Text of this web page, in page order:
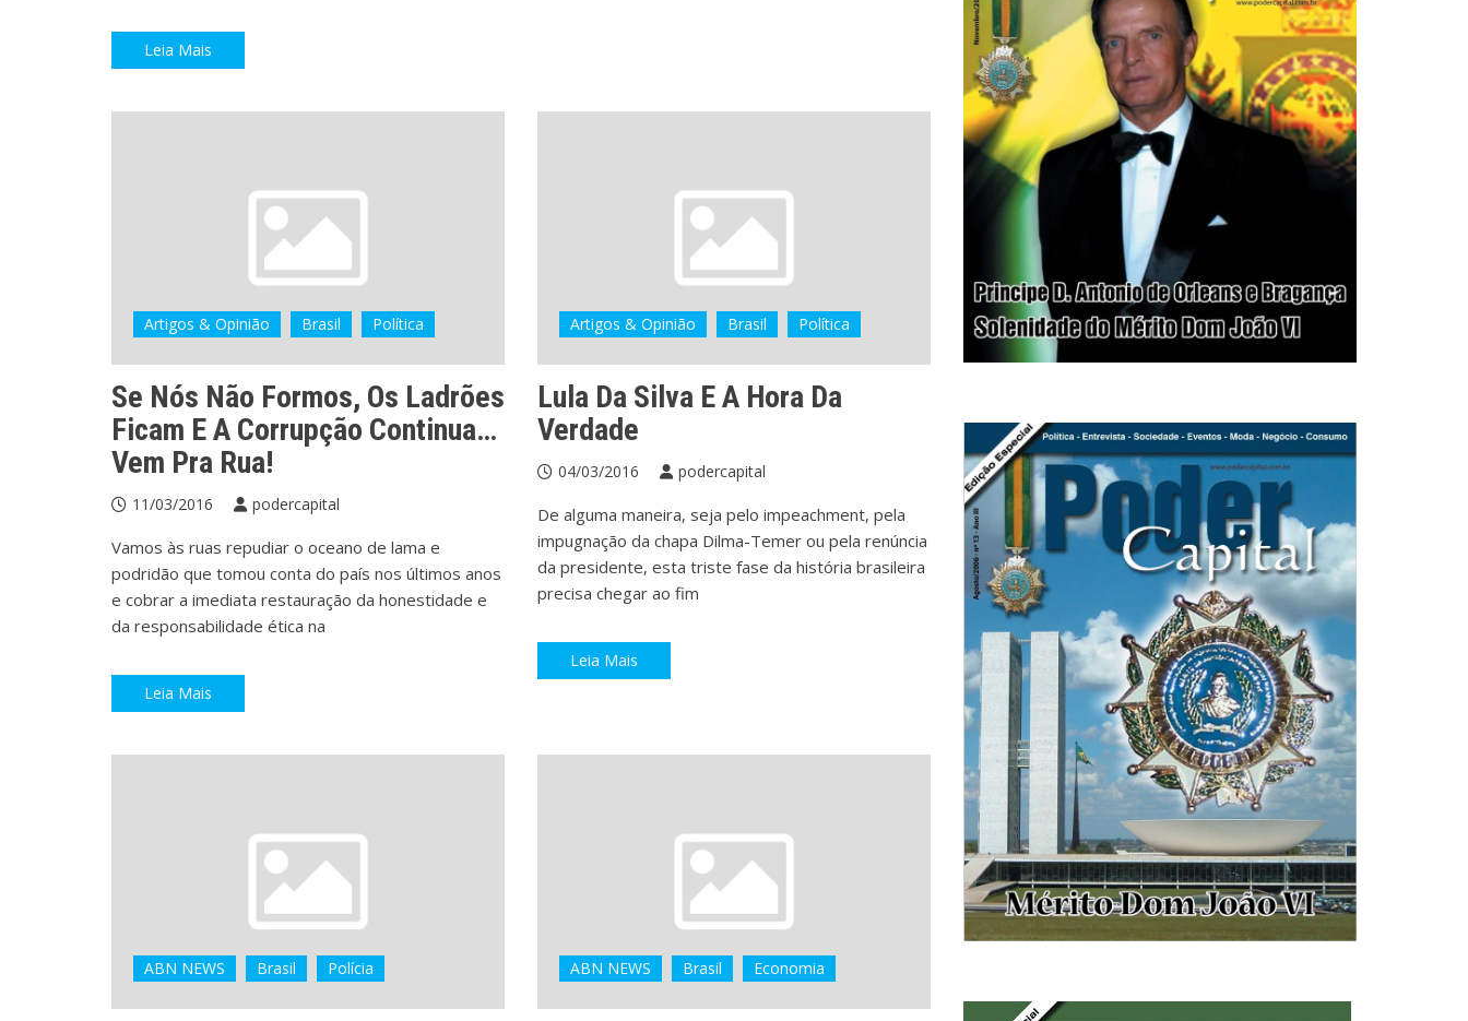
Leia Mais
Artigos & Opinião Brasil Política
Se Nós Não Formos, Os Ladrões
Ficam E A Corrupção Continua…
Vem Pra Rua!
11/03/2016 podercapital
Vamos às ruas repudiar o oceano de lama e
podridão que tomou conta do país nos últimos anos
e cobrar a imediata restauração da honestidade e
da responsabilidade ética na
Leia Mais
Artigos & Opinião Brasil Política
Lula Da Silva E A Hora Da
Verdade
04/03/2016 podercapital
De alguma maneira, seja pelo impeachment, pela
impugnação da chapa Dilma-Temer ou pela renúncia
da presidente, esta triste fase da história brasileira
precisa chegar ao fim
Leia Mais
ABN NEWS Brasil Polícia ABN NEWS Brasil Economia